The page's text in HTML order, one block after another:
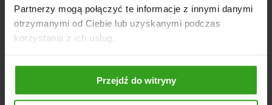
Partnerzy mogą połączyć te informacje z innymi danymi
otrzymanymi od Ciebie lub uzyskanymi podczas
korzystania z ich usług.
Przejdź do witryny